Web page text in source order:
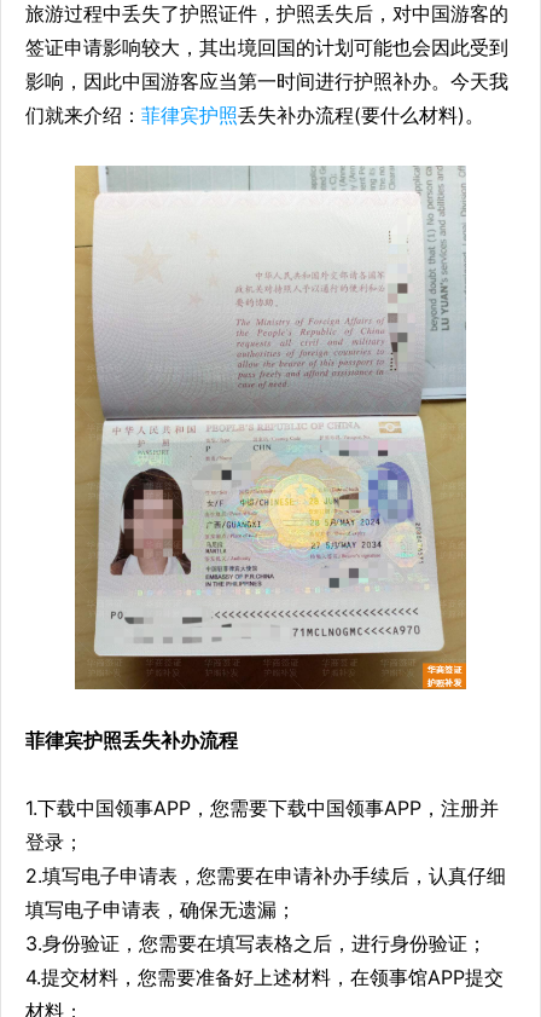
旅游过程中丢失了护照证件，护照丢失后，对中国游客的
签证申请影响较大，其出境回国的计划可能也会因此受到
影响，因此中国游客应当第一时间进行护照补办。今天我
们就来介绍： 菲律宾护照丢失补办流程(要什么材料)。
菲律宾护照丢失补办流程
1.下载中国领事APP，您需要下载中国领事APP，注册并
登录；
2.填写电子申请表，您需要在申请补办手续后，认真仔细
填写电子申请表，确保无遗漏；
3.身份验证，您需要在填写表格之后，进行身份验证；
4.提交材料，您需要准备好上述材料，在领事馆APP提交
材料；